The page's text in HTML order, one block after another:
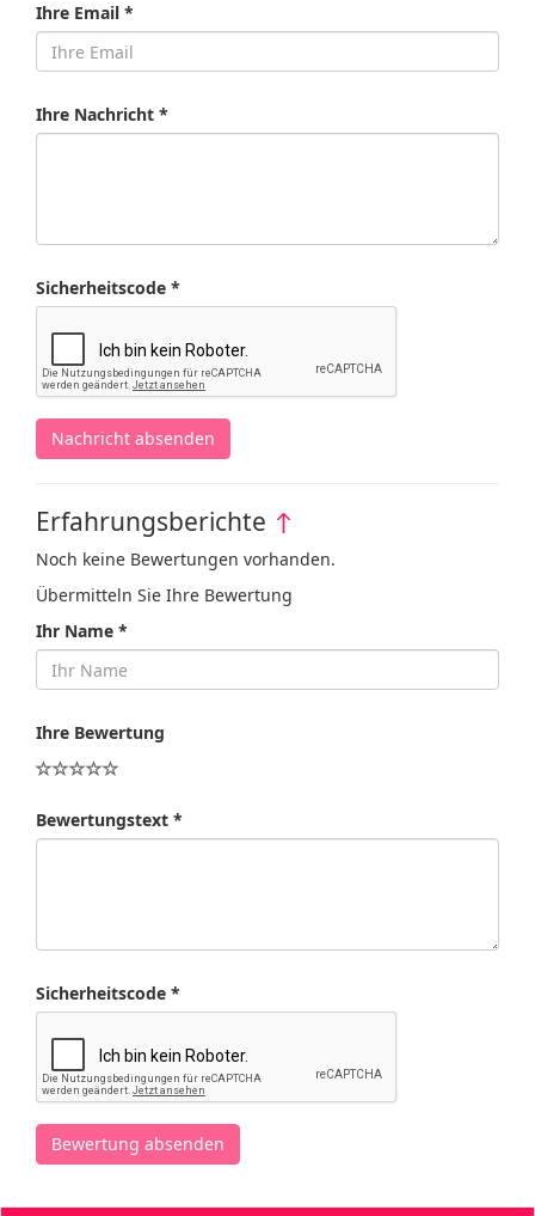
Ihre Email *
Ihre Nachricht *
Sicherheitscode *
Nachricht absenden
Erfahrungsberichte ↑
Noch keine Bewertungen vorhanden.
Übermitteln Sie Ihre Bewertung
Ihr Name *
Ihre Bewertung
Bewertungstext *
Sicherheitscode *
Bewertung absenden